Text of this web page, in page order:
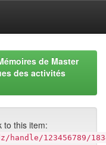
de Master
des activités
to this item:
123456789/